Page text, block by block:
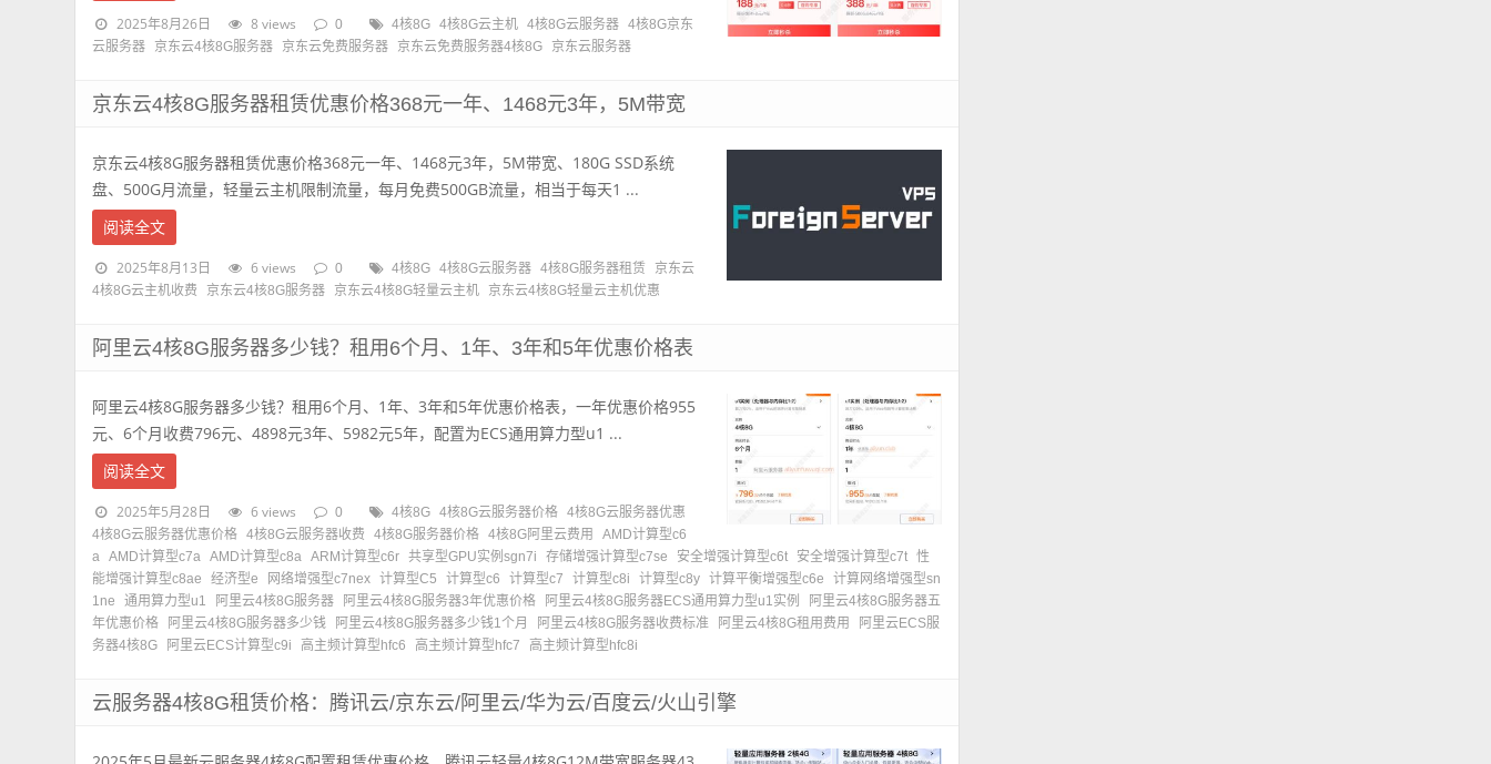
2025年8月26日 8 views 0 4核8G 4核8G云主机 4核8G云服务器 4核8G京东
云服务器
京东云4核8G服务器 京东云免费服务器 京东云免费服务器4核8G 京东云服务器
京东云4核8G服务器租赁优惠价格368元一年、1468元3年，5M带宽
京东云4核8G服务器租赁优惠价格368元一年、1468元3年，5M带宽、180G SSD系统
盘、500G月流量，轻量云主机限制流量，每月免费500GB流量，相当于每天1 ...
阅读全文
2025年8月13日 6 views 0 4核8G 4核8G云服务器 4核8G服务器租赁
京东云
4核8G云主机收费
京东云4核8G服务器 京东云4核8G轻量云主机 京东云4核8G轻量云主机优惠
阿里云4核8G服务器多少钱？租用6个月、1年、3年和5年优惠价格表
阿里云4核8G服务器多少钱？租用6个月、1年、3年和5年优惠价格表，一年优惠价格955
元、6个月收费796元、4898元3年、5982元5年，配置为ECS通用算力型u1 ...
阅读全文
2025年5月28日 6 views 0 4核8G 4核8G云服务器价格 4核8G云服务器优惠
4核8G云服务器优惠价格 4核8G云服务器收费 4核8G服务器价格 4核8G阿里云费用
AMD计算型c6
a AMD计算型c7a AMD计算型c8a ARM计算型c6r 共享型GPU实例sgn7i 存储增强计算型c7se 安全增强计算型c6t 安全增强计算型c7t 性
能增强计算型c8ae
经济型e 网络增强型c7nex 计算型C5 计算型c6 计算型c7 计算型c8i 计算型c8y 计算平衡增强型c6e
计算网络增强型sn
1ne
通用算力型u1 阿里云4核8G服务器 阿里云4核8G服务器3年优惠价格 阿里云4核8G服务器ECS通用算力型u1实例
阿里云4核8G服务器五
年优惠价格
阿里云4核8G服务器多少钱 阿里云4核8G服务器多少钱1个月 阿里云4核8G服务器收费标准 阿里云4核8G租用费用
阿里云ECS服
务器4核8G
阿里云ECS计算型c9i 高主频计算型hfc6 高主频计算型hfc7 高主频计算型hfc8i
云服务器4核8G租赁价格：腾讯云/京东云/阿里云/华为云/百度云/火山引擎